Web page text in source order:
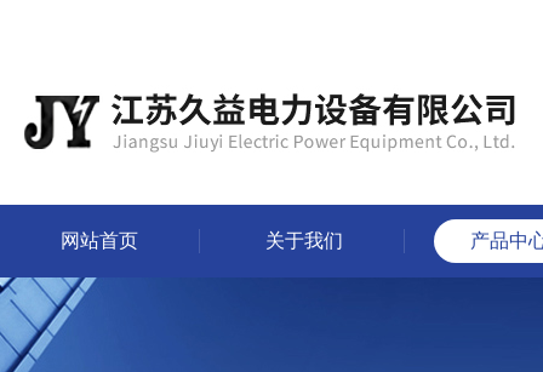
网站首页 关于我们 产品中